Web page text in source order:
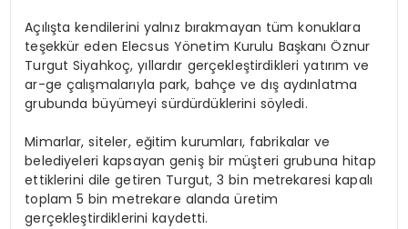
Açılışta kendilerini yalnız bırakmayan tüm konuklara
teşekkür eden Elecsus Yönetim Kurulu Başkanı Öznur
Turgut Siyahkoç, yıllardır gerçekleştirdikleri yatırım ve
ar-ge çalışmalarıyla park, bahçe ve dış aydınlatma
grubunda büyümeyi sürdürdüklerini söyledi.
Mimarlar, siteler, eğitim kurumları, fabrikalar ve
belediyeleri kapsayan geniş bir müşteri grubuna hitap
ettiklerini dile getiren Turgut, 3 bin metrekaresi kapalı
toplam 5 bin metrekare alanda üretim
gerçekleştirdiklerini kaydetti.